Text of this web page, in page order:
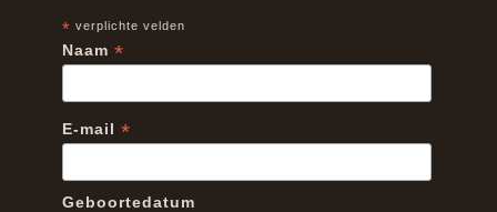
* verplichte velden
Naam *
E-mail *
Geboortedatum